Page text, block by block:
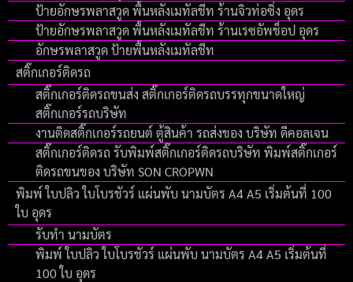
ป้ายอักษรพลาสวูด พื้นหลังเมทัลชีท ร้านจิวท่อซิ่ง อุดร
ป้ายอักษรพลาสวูด พื้นหลังเมทัลชีท ร้านเรซอัพช็อป อุดร
อักษรพลาสวูด ป้ายพื้นหลังเมทัลชีท
สติ๊กเกอร์ติดรถ
สติ๊กเกอร์ติดรถขนส่ง สติ๊กเกอร์ติดรถบรรทุกขนาดใหญ่
สติ๊กเกอร์รถบริษัท
งานติดสติ๊กเกอร์รถยนต์ ตู้สินค้า รถส่งของ บริษัท ดีคอลเจน
สติ๊กเกอร์ติดรถ รับพิมพ์สติ๊กเกอร์ติดรถบริษัท พิมพ์สติ๊กเกอร์
ติดรถขนของ บริษัท SON CROPWN
พิมพ์ ใบปลิว ใบโบรชัวร์ แผ่นพับ นามบัตร A4 A5 เริ่มต้นที่ 100
ใบ อุดร
รับทำ นามบัตร
พิมพ์ ใบปลิว ใบโบรชัวร์ แผ่นพับ นามบัตร A4 A5 เริ่มต้นที่
100 ใบ อุดร